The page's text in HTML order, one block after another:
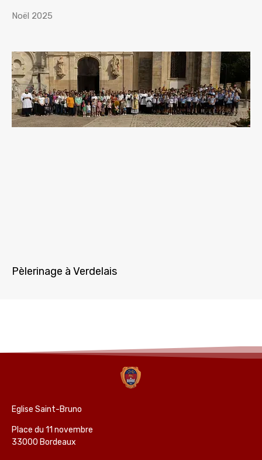
Noël 2025
Pèlerinage à Verdelais
Eglise Saint-Bruno
Place du 11 novembre
33000 Bordeaux